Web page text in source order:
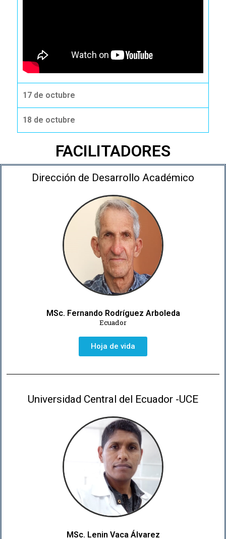
17 de octubre
18 de octubre
FACILITADORES
Dirección de Desarrollo Académico
MSc. Fernando Rodríguez Arboleda
Ecuador
Hoja de vida
Universidad Central del Ecuador -UCE
MSc. Lenin Vaca Álvarez